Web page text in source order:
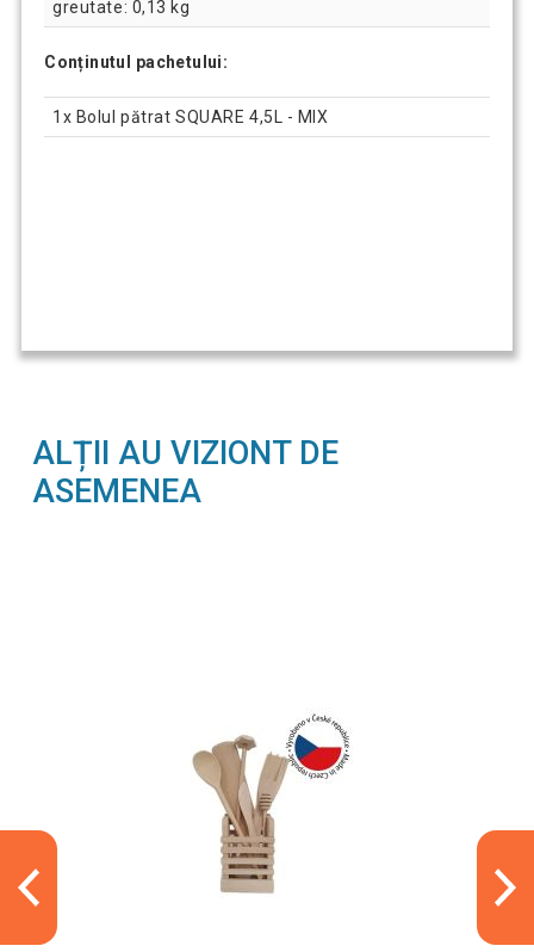
greutate: 0,13 kg
Conținutul pachetului:
1x Bolul pătrat SQUARE 4,5L - MIX
ALȚII AU VIZIONT DE
ASEMENEA